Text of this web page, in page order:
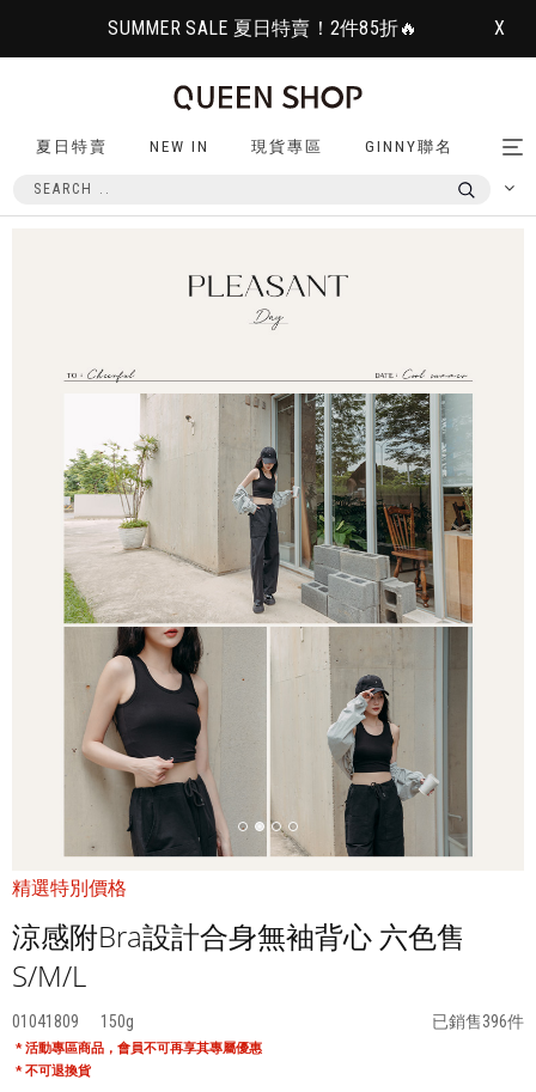
SUMMER SALE 夏日特賣！2件85折🔥 X
夏日特賣 NEW IN 現貨專區 GINNY聯名
精選特別價格
涼感附Bra設計合身無袖背心 六色售
S/M/L
01041809 150 已銷售396件
* 活動專區商品，會員不可再享其專屬優惠
* 不可退換貨